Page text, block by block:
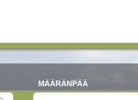
MÄÄRÄNPÄÄ